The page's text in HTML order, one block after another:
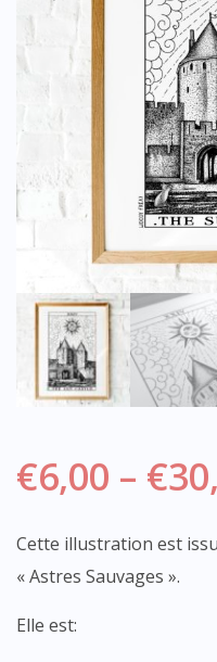
€6,00 – €
Cette illustration est
« Astres Sauvages ».
Elle est: